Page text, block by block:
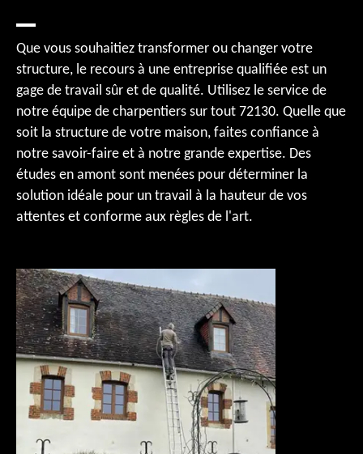
Que vous souhaitiez transformer ou changer votre
structure, le recours à une entreprise qualifiée est un
gage de travail sûr et de qualité. Utilisez le service de
notre équipe de charpentiers sur tout 72130. Quelle que
soit la structure de votre maison, faites confiance à
notre savoir-faire et à notre grande expertise. Des
études en amont sont menées pour déterminer la
solution idéale pour un travail à la hauteur de vos
attentes et conforme aux règles de l'art.